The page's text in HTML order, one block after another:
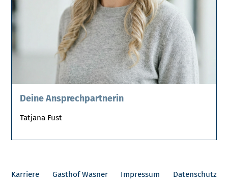
Deine Ansprechpartnerin
Tatjana Fust
Karriere Gasthof Wasner Impressum Datenschutz